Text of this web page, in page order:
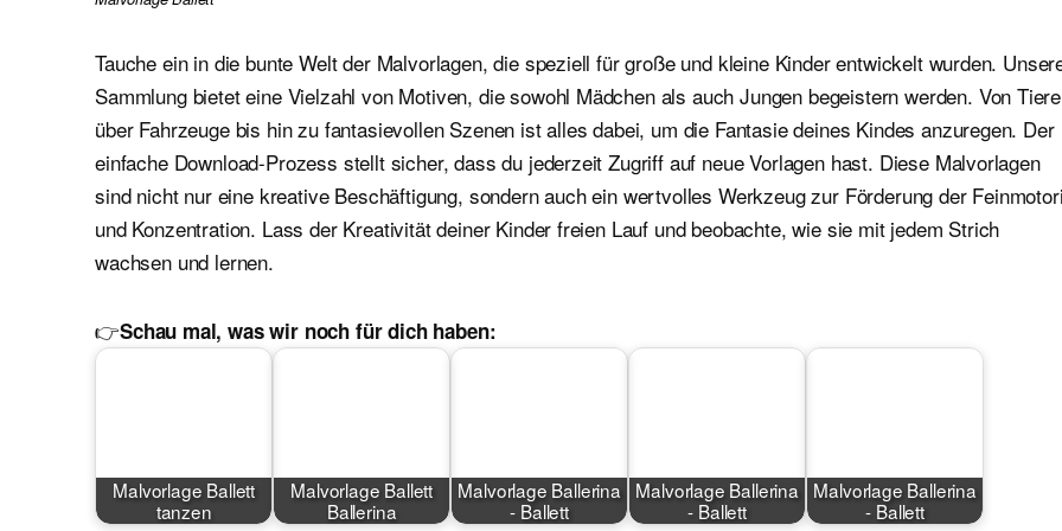
Tauche ein in die bunte Welt der Malvorlagen, die speziell für große und kleine Kinder entwickelt wurden.
Sammlung bietet eine Vielzahl von Motiven, die sowohl Mädchen als auch Jungen begeistern werden. Von
über Fahrzeuge bis hin zu fantasievollen Szenen ist alles dabei, um die Fantasie deines Kindes anzuregen. Der
einfache Download-Prozess stellt sicher, dass du jederzeit Zugriff auf neue Vorlagen hast. Diese Malvorlagen
sind nicht nur eine kreative Beschäftigung, sondern auch ein wertvolles Werkzeug zur Förderung der
und Konzentration. Lass der Kreativität deiner Kinder freien Lauf und beobachte, wie sie mit jedem Strich
wachsen und lernen.
👉Schau mal, was wir noch für dich haben:
Malvorlage Ballett
tanzen
Malvorlage Ballett
Ballerina
Malvorlage Ballerina
- Ballett
Malvorlage Ballerina
- Ballett
Malvorlage Ballerina
- Ballett